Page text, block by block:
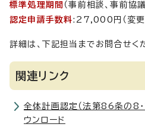
標準処理期間 （事前相談、事前協
認定申請手数料:27,000円（変更
詳細は、下記担当までお問合せく
関連リンク
全体計画認定（法第86条の8
ウンロード